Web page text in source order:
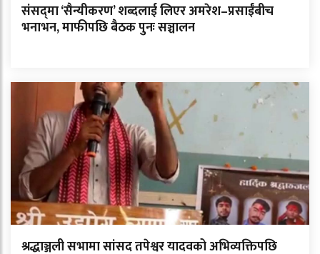
संसद्‌मा ‘सैन्यीकरण’ शब्दलाई लिएर अमरेश–प्रसाईंबीच
भनाभन, माफीपछि बैठक पुनः सञ्चालन
श्रद्धाञ्जली सभामा सांसद तपेश्वर यादवको अभिव्यक्तिपछि